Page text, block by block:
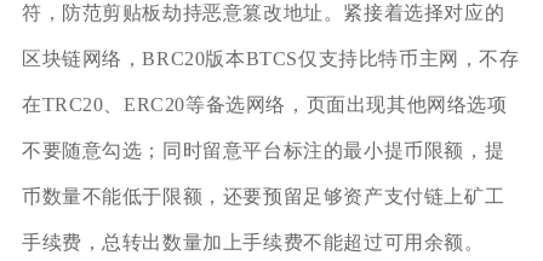
符，防范剪贴板劫持恶意篡改地址。紧接着选择对应的
区块链网络，BRC20版本BTCS仅支持比特币主网，不存
在TRC20、ERC20等备选网络，页面出现其他网络选项
不要随意勾选；同时留意平台标注的最小提币限额，提
币数量不能低于限额，还要预留足够资产支付链上矿工
手续费，总转出数量加上手续费不能超过可用余额。